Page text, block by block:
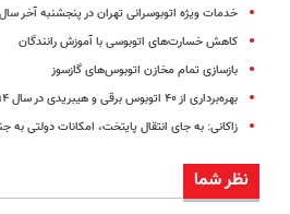
خدمات ویژه اتوبوسرانی تهران در پنجشنبه آخر سال
کاهش خسارت‌های اتوبوسی با آموزش رانندگان
بازسازی تمام مخازن اتوبوس‌های گازسوز
بهره‌برداری از ۴۰ اتوبوس برقی و هیبریدی در سال ۹۴
زاکانی: به جای انتقال پایتخت، امکانات دولتی
نظر شما